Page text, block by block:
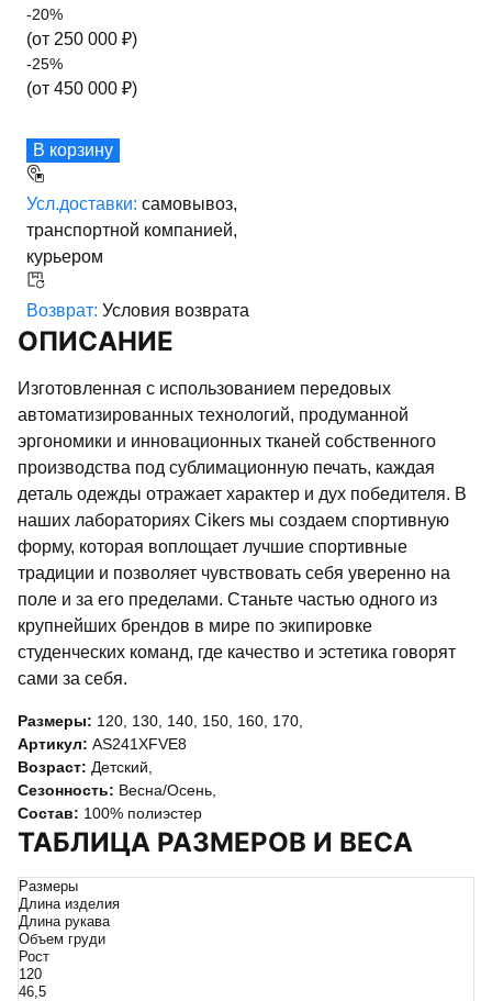
-20%
(от 250 000 ₽)
-25%
(от 450 000 ₽)
В корзину
Усл.доставки: самовывоз,
транспортной компанией,
курьером
Возврат: Условия возврата
ОПИСАНИЕ
Изготовленная с использованием передовых
автоматизированных технологий, продуманной
эргономики и инновационных тканей собственного
производства под сублимационную печать, каждая
деталь одежды отражает характер и дух победителя. В
наших лабораториях Cikers мы создаем спортивную
форму, которая воплощает лучшие спортивные
традиции и позволяет чувствовать себя уверенно на
поле и за его пределами. Станьте частью одного из
крупнейших брендов в мире по экипировке
студенческих команд, где качество и эстетика говорят
сами за себя.
Размеры: 120 130 140 150 160 170
Артикул: AS241XFVE8
Возраст: Детский
Сезонность: Весна/Осень
Состав: 100% полиэстер
ТАБЛИЦА РАЗМЕРОВ И ВЕСА
Размеры
Длина изделия
Длина рукава
Объем груди
Рост
120
46,5